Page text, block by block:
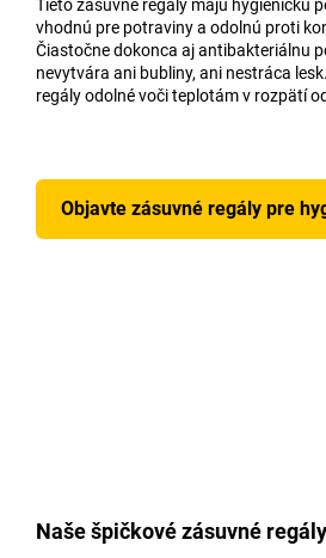
Tieto zásuvné regály majú hygienickú
vhodnú pre potraviny a odolnú proti
Čiastočne dokonca aj antibakteriálnu
nevytvára ani bubliny, ani nestráca
regály odolné voči teplotám v rozpätí
Objavte zásuvné regály pre
Naše špičkové zásuvné